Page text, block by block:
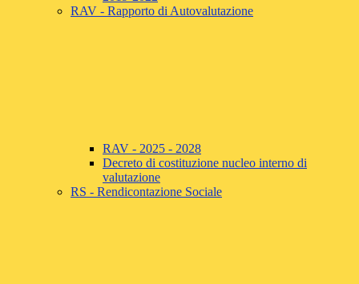
RAV - Rapporto di Autovalutazione
RAV - 2025 - 2028
Decreto di costituzione nucleo interno di
valutazione
RS - Rendicontazione Sociale